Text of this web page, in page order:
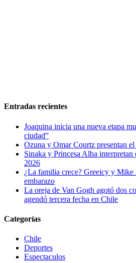
Entradas recientes
Joaquina inicia una nueva etapa
ciudad”
Ozuna y Omar Courtz presentan
Sinaka y Princesa Alba
2026
¿La familia crece? Greeicy y Mike
embarazo
La oreja de Van Gogh agotó dos
agendó tercera fecha en Chile
Categorías
Chile
Deportes
Espectaculos